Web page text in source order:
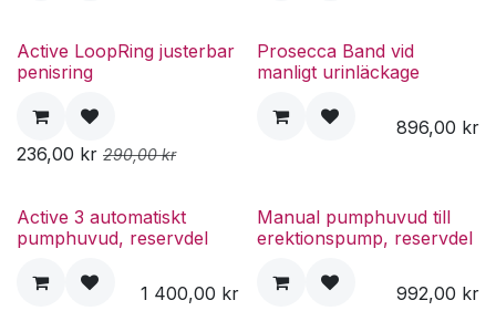
Specialpris
Active LoopRing justerbar
penisring
236,00 kr 290,00kr
Prosecca Band vid
manligt urinläckage
896,00 kr
Active 3 automatiskt
pumphuvud, reservdel
1 400,00 kr
Manual pumphuvud till
erektionspump, reservdel
992,00 kr